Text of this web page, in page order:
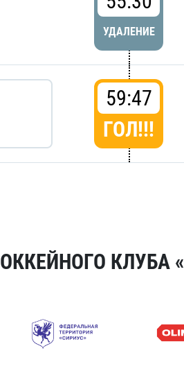
УДАЛЕНИЕ
59:47
ГОЛ!!!
КЛУБА